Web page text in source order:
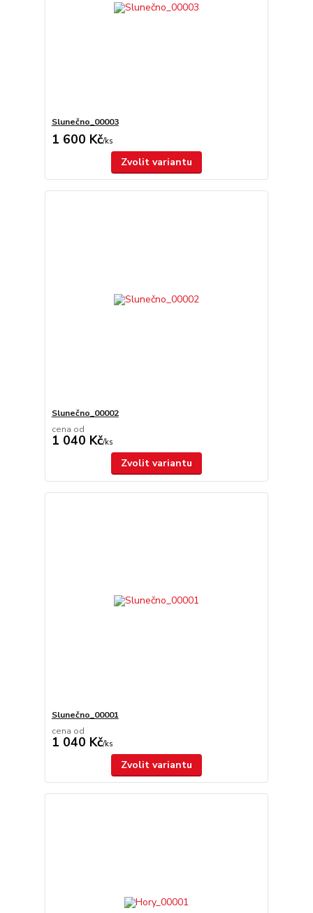
Slunečno_00003
1 600 Kč/ks
Zvolit variantu
Slunečno_00002
cena od
1 040 Kč/ks
Zvolit variantu
Slunečno_00001
cena od
1 040 Kč/ks
Zvolit variantu